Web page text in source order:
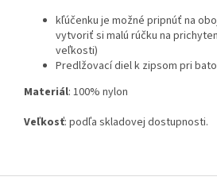
kľúčenku je možné pripnúť na
vytvoriť si malú rúčku na
veľkosti)
Predlžovací diel k zipsom pri
Materiál: 100% nylon
Veľkosť: podľa skladovej dostupnosti.
Z